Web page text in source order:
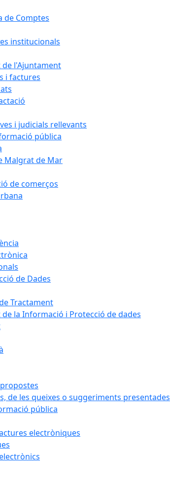
de Comptes
institucionals
l'Ajuntament
i factures
i judicials rellevants
pública
Malgrat de Mar
de comerços
de Dades
Tractament
la Informació i Protecció de dades
de les queixes o suggeriments presentades
pública
electròniques